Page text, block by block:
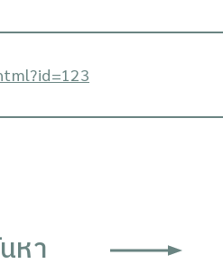
หา